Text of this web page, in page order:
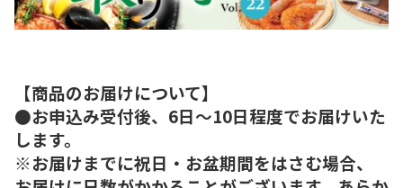
【商品のお届けについて】
●お申込み受付後、6日～10日程度でお届けいた
します。
※お届けまでに祝日・お盆期間をはさむ場合、